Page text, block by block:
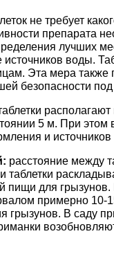
не требует
препарата
лучших
источников воды.
Эта мера также
безопасности
5 м. При этом
и
расстояние между
таблетки
пищи для
примерно
грызунов. В саду